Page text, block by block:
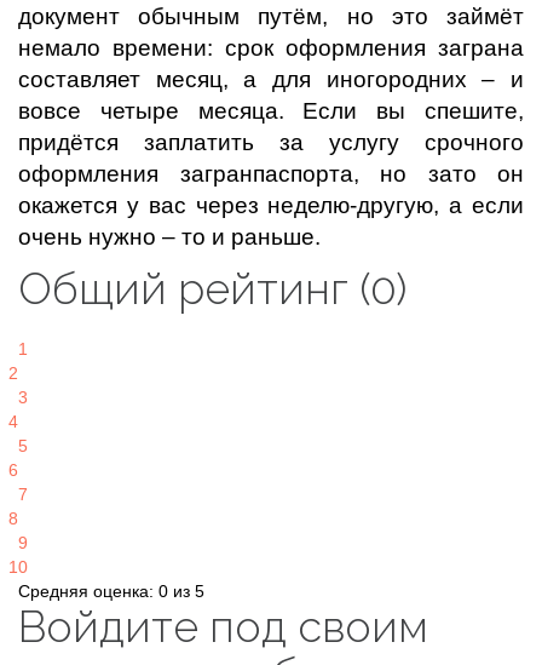
документ обычным путём, но это займёт
немало времени: срок оформления заграна
составляет месяц, а для иногородних – и
вовсе четыре месяца. Если вы спешите,
придётся заплатить за услугу срочного
оформления загранпаспорта, но зато он
окажется у вас через неделю-другую, а если
очень нужно – то и раньше.
Общий рейтинг (0)
1
2
3
4
5
6
7
8
9
10
Средняя оценка: 0 из 5
Войдите под своим